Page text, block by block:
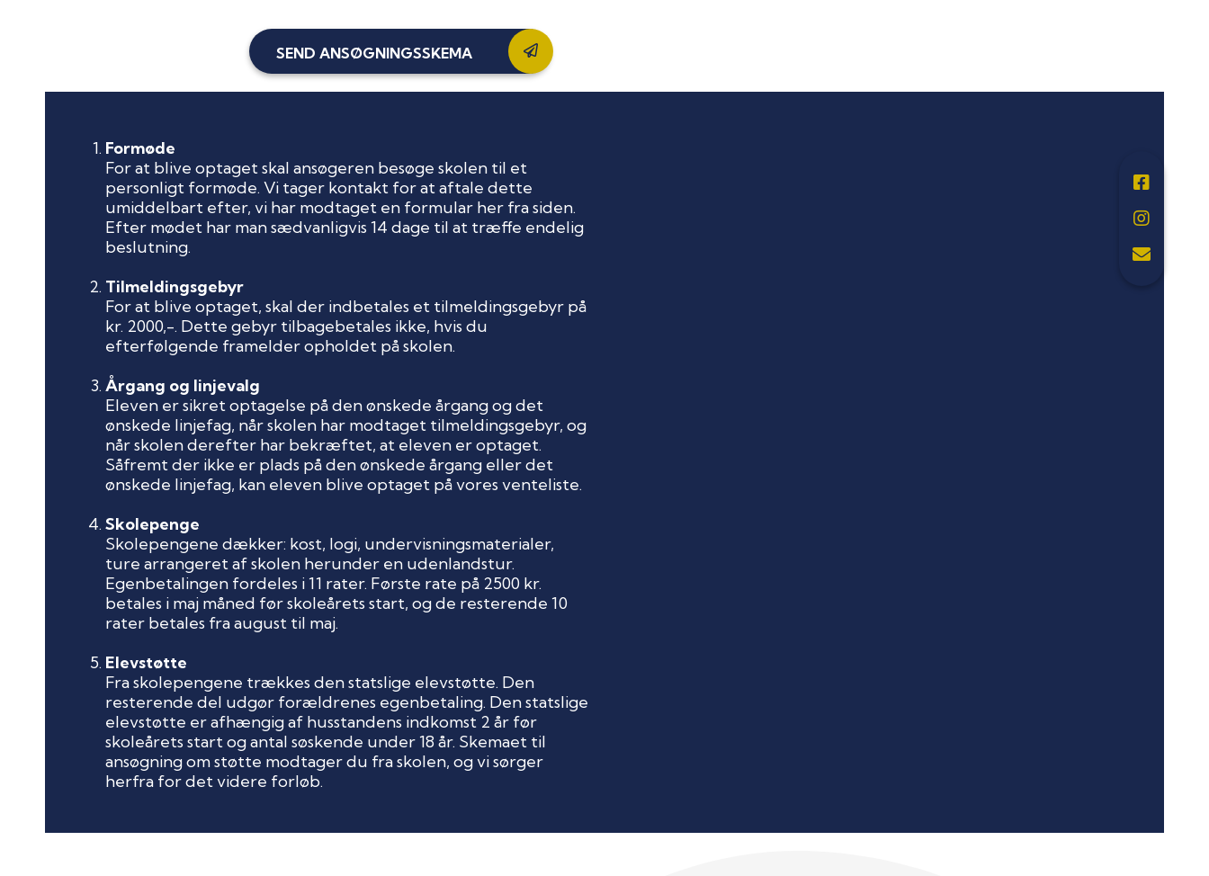
SEND ANSØGNINGSSKEMA
Formøde
For at blive optaget skal ansøgeren besøge skolen til et
personligt formøde. Vi tager kontakt for at aftale dette
umiddelbart efter, vi har modtaget en formular her fra siden.
Efter mødet har man sædvanligvis 14 dage til at træffe endelig
beslutning.
Tilmeldingsgebyr
For at blive optaget, skal der indbetales et tilmeldingsgebyr på
kr. 2000,-. Dette gebyr tilbagebetales ikke, hvis du
efterfølgende framelder opholdet på skolen.
Årgang og linjevalg
Eleven er sikret optagelse på den ønskede årgang og det
ønskede linjefag, når skolen har modtaget tilmeldingsgebyr, og
når skolen derefter har bekræftet, at eleven er optaget.
Såfremt der ikke er plads på den ønskede årgang eller det
ønskede linjefag, kan eleven blive optaget på vores venteliste.
Skolepenge
Skolepengene dækker: kost, logi, undervisningsmaterialer,
ture arrangeret af skolen herunder en udenlandstur.
Egenbetalingen fordeles i 11 rater. Første rate på 2500 kr.
betales i maj måned før skoleårets start, og de resterende 10
rater betales fra august til maj.
Elevstøtte
Fra skolepengene trækkes den statslige elevstøtte. Den
resterende del udgør forældrenes egenbetaling. Den statslige
elevstøtte er afhængig af husstandens indkomst 2 år før
skoleårets start og antal søskende under 18 år. Skemaet til
ansøgning om støtte modtager du fra skolen, og vi sørger
herfra for det videre forløb.